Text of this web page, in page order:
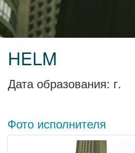
HELM
Дата образования: г.
Фото исполнителя